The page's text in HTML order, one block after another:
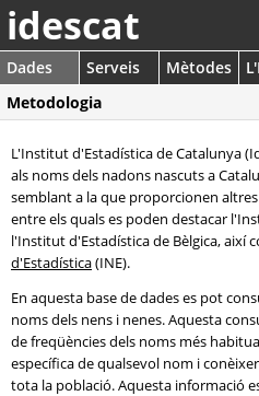
idescat
Dades Serveis Mètodes
Metodologia
L'Institut d'Estadística de Catalunya
als noms dels nadons nascuts a
semblant a la que proporcionen
entre els quals es poden destacar
l'Institut d'Estadística de Bèlgica, així
d'Estadística(INE).
En aquesta base de dades es pot
noms dels nens i nenes. Aquesta
de freqüències dels noms més
específica de qualsevol nom i
tota la població. Aquesta informació